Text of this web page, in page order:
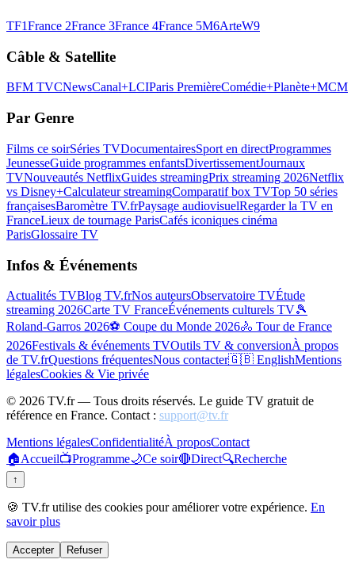
TF1France 2France 3France 4France 5M6ArteW9
Câble & Satellite
BFM TVCNewsCanal+LCIParis PremièreComédie+Planète+MCM
Par Genre
Films ce soirSéries TVDocumentairesSport en directProgrammes
JeunesseGuide programmes enfantsDivertissementJournaux
TVNouveautés NetflixGuides streamingPrix streaming 2026Netflix
vs Disney+Calculateur streamingComparatif box TVTop 50 séries
françaisesBaromètre TV.frPaysage audiovisuelRegarder la TV en
FranceLieux de tournage ParisCafés iconiques cinéma
ParisGlossaire TV
Infos & Événements
Actualités TVBlog TV.frNos auteursObservatoire TVÉtude
streaming 2026Carte TV FranceÉvénements culturels TV🎾
Roland-Garros 2026⚽ Coupe du Monde 2026🚴 Tour de France
2026Festivals & événements TVOutils TV & conversionÀ propos
de TV.frQuestions fréquentesNous contacter🇬🇧 EnglishMentions
légalesCookies & Vie privée
© 2026 TV.fr — Tous droits réservés. Le guide TV gratuit de
référence en France. Contact : support@tv.fr
Mentions légalesConfidentialitéÀ proposContact
🏠Accueil📺Programme🌙Ce soir🔴Direct🔍Recherche
↑
🍪 TV.fr utilise des cookies pour améliorer votre expérience. En
savoir plus
Accepter Refuser